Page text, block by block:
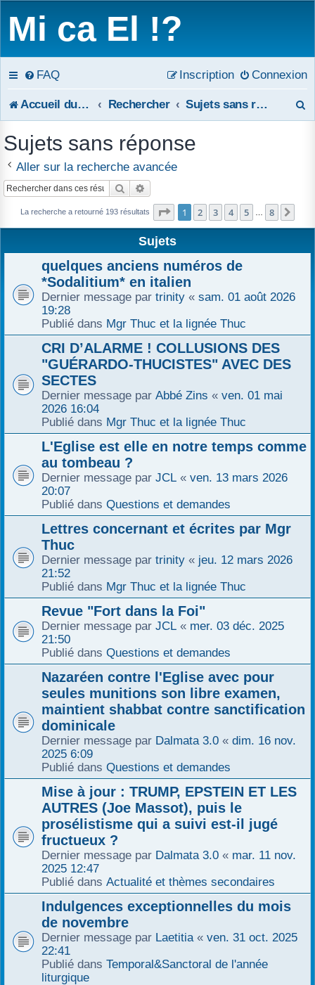
Mi ca El !?
FAQ Connexion
Inscription
Accueil du forum Rechercher Sujets sans réponse
r
c
Sujets sans réponse
Aller sur la recherche avancée
Rechercher
La recherche a retourné 193 résultats Page 1sur8
1 2 3 4 5 8
Sujets
quelques anciens numéros de
*Sodalitium* en italien
Dernier message par trinity « sam. 01 août 2026
19:28
Publié dans Mgr Thuc et la lignée Thuc
CRI D’ALARME ! COLLUSIONS DES
"GUÉRARDO-THUCISTES" AVEC DES
SECTES
Dernier message par Abbé Zins « ven. 01 mai
2026 16:04
Publié dans Mgr Thuc et la lignée Thuc
L'Eglise est elle en notre temps comme
au tombeau ?
Dernier message par JCL « ven. 13 mars 2026
20:07
Publié dans Questions et demandes
Lettres concernant et écrites par Mgr
Thuc
Dernier message par trinity « jeu. 12 mars 2026
21:52
Publié dans Mgr Thuc et la lignée Thuc
Revue "Fort dans la Foi"
Dernier message par JCL « mer. 03 déc. 2025
21:50
Publié dans Questions et demandes
Nazaréen contre l'Eglise avec pour
seules munitions son libre examen,
maintient shabbat contre sanctification
dominicale
Dernier message par Dalmata 3.0 « dim. 16 nov.
2025 6:09
Publié dans Questions et demandes
Mise à jour : TRUMP, EPSTEIN ET LES
AUTRES (Joe Massot), puis le
prosélistisme qui a suivi est-il jugé
fructueux ?
Dernier message par Dalmata 3.0 « mar. 11 nov.
2025 12:47
Publié dans Actualité et thèmes secondaires
Indulgences exceptionnelles du mois
de novembre
Dernier message par Laetitia « ven. 31 oct. 2025
22:41
Publié dans Temporal&Sanctoral de l'année
liturgique